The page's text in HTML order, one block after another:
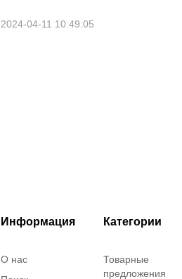
2024-04-11 10:49:05
Информация
О нас
Категории
Товарные
предложения